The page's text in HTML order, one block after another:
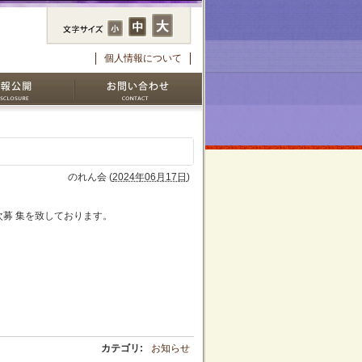
個人情報について
のれん会 (2024年06月17日 )
集を致しております。
カテゴリ : お知らせ